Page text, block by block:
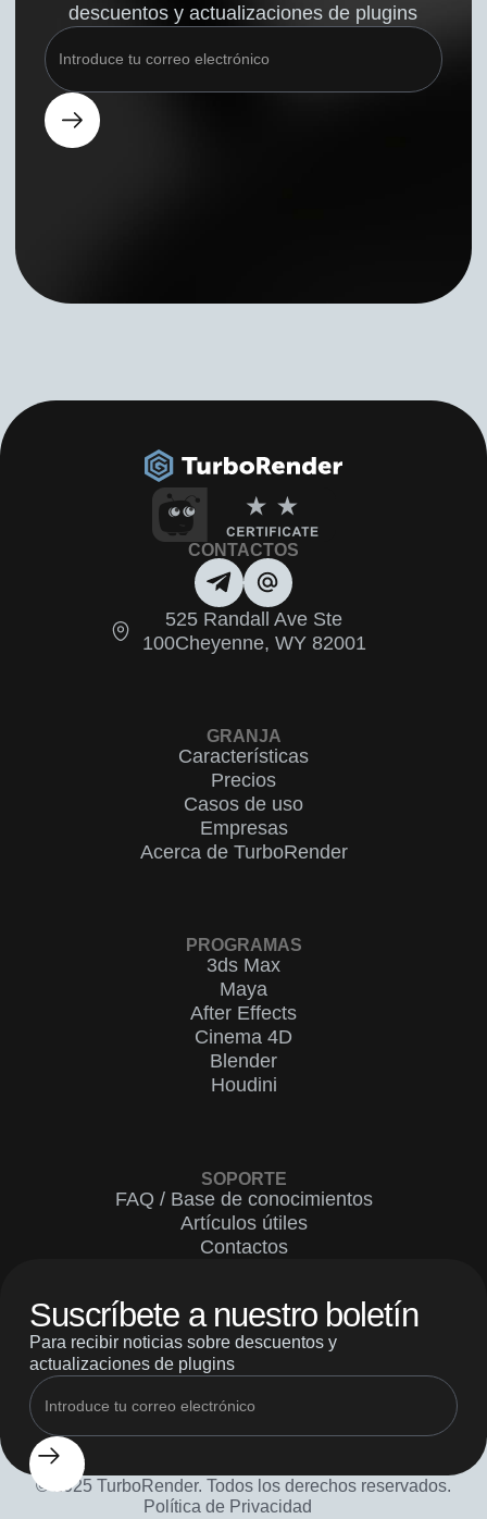
descuentos y actualizaciones de plugins
GRANJA
Características
Precios
Casos de uso
Empresas
Acerca de TurboRender
PROGRAMAS
3ds Max
Maya
After Effects
Cinema 4D
Blender
Houdini
SOPORTE
FAQ / Base de conocimientos
Artículos útiles
Contactos
CONTACTOS
525 Randall Ave Ste
100Cheyenne, WY 82001
Suscríbete a nuestro boletín
Para recibir noticias sobre descuentos y
actualizaciones de plugins
© 2025 TurboRender. Todos los derechos reservados.
Política de Privacidad